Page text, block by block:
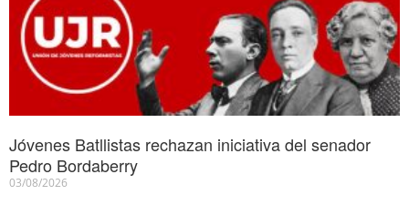
Jóvenes Batllistas rechazan iniciativa del senador
Pedro Bordaberry
03/08/2026